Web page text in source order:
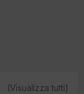
(Visualizza tutti)